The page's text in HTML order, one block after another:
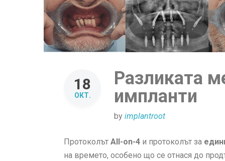
18
ОКТ.
Разликата
импланти
by implantroot
Протоколът All-on-4 и протоколът за
на времето, особено що се отнася до